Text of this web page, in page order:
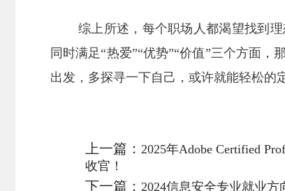
综上所述，每个职场人都渴望找到
同时满足“热爱”“优势”“价值”三个方面
出发，多探寻一下自己，或许就能轻松的
上一篇： 2025年Adobe Certified
收官！
下一篇： 2024信息安全专业就业方